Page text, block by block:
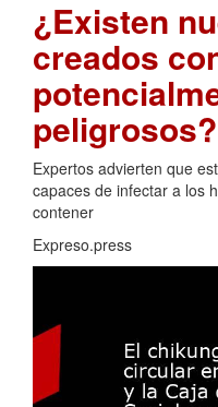
¿Existen
creados
peligrosos?
Expertos advierten que
capaces de infectar a los
contener
Expreso.press